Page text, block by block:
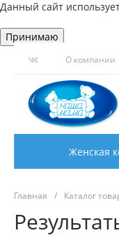
Данный сайт
Принимаю
О компании
Женская
Главная / Каталог